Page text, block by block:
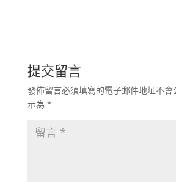
提交留言
發佈留言必須填寫的電子郵件地址不會
示為 *